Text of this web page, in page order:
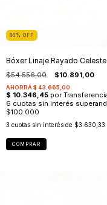
80 % OFF
Bóxer Linaje Rayado Celeste
$54.556,00 $10.891,00
3 cuotas sin interés de $3.630,33
COMPRAR